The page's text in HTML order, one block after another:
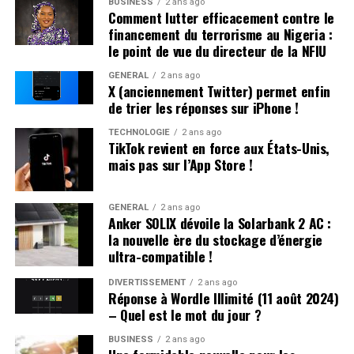
professionnelles dans un avenir proche.
les plus répandus en France plutôt qu’en hommage à
Victor Hugo », confie-t-il.
Une Enfance Entourée d’Autres « Hugo »
Dès son plus jeune âge, Hugo se retrouve entouré
d’autres enfants portant le même nom. Selon les
statistiques de l’Insee,7 694 garçons ont été
prénommés Hugo en 2000,faisant de ce prénom le
quatrième plus populaire cette année-là. À l’école
primaire,il côtoie plusieurs camarades appelés Thibault
et autres prénoms similaires. Pour éviter toute
confusion lors des appels en classe, les enseignants
ajoutent souvent la première lettre du nom de famille
après le prénom : ainsi devient-il rapidement « Hugo
D. », un surnom auquel il s’habitue sans arduousé.
Pensées sur l’Identité Associée au
Comment lutter efficacement contre le
financement du terrorisme au Nigeria :
le point de vue du directeur de la NFIU
GÉNÉRAL 2 ans ago
X (anciennement Twitter) permet enfin
de trier les réponses sur iPhone !
TECHNOLOGIE 2 ans ago
TikTok revient en force aux États-Unis,
mais pas sur l’App Store !
GÉNÉRAL 2 ans ago
Anker SOLIX dévoile la Solarbank 2 AC :
la nouvelle ère du stockage d’énergie
ultra-compatible !
DIVERTISSEMENT 2 ans ago
Réponse à Wordle Illimité (11 août 2024)
– Quel est le mot du jour ?
BUSINESS 2 ans ago